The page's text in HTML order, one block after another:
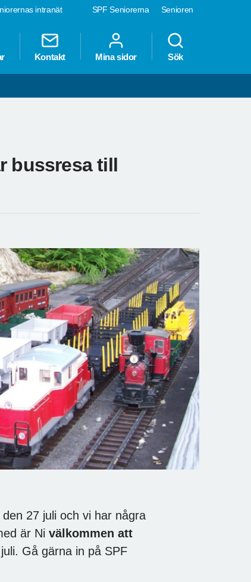
SPF Seniorerna Senioren
intranät
Kontakt Mina sidor Sök
bussresa till
27 juli och vi har några
är Ni välkommen att
Gå gärna in på SPF